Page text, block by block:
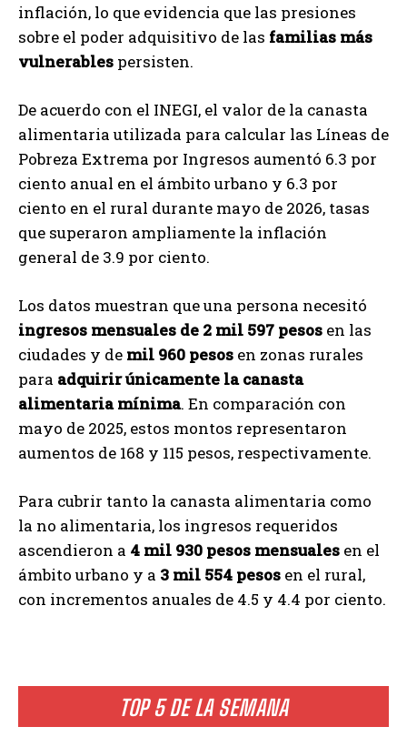
TOP 5 DE LA SEMANA
inflación, lo que evidencia que las presiones
sobre el poder adquisitivo de las familias más
vulnerables persisten.
De acuerdo con el INEGI, el valor de la canasta
alimentaria utilizada para calcular las Líneas de
Pobreza Extrema por Ingresos aumentó 6.3 por
ciento anual en el ámbito urbano y 6.3 por
ciento en el rural durante mayo de 2026, tasas
que superaron ampliamente la inflación
general de 3.9 por ciento.
Los datos muestran que una persona necesitó
ingresos mensuales de 2 mil 597 pesos en las
ciudades y de mil 960 pesos en zonas rurales
para adquirir únicamente la canasta
alimentaria mínima. En comparación con
mayo de 2025, estos montos representaron
aumentos de 168 y 115 pesos, respectivamente.
Para cubrir tanto la canasta alimentaria como
la no alimentaria, los ingresos requeridos
ascendieron a 4 mil 930 pesos mensuales en el
ámbito urbano y a 3 mil 554 pesos en el rural,
con incrementos anuales de 4.5 y 4.4 por ciento.